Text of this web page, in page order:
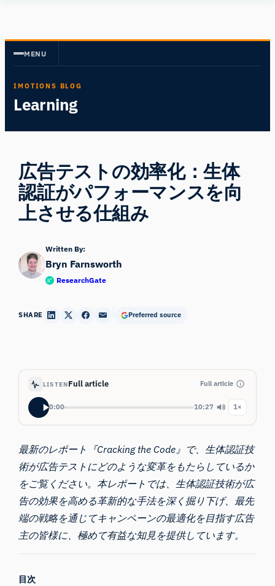
を
ス
ッ
MENU
IMOTIONS BLOG
Learning
広告テストの効率化：生体
認証がパフォーマンスを向
上させる仕組み
Written By:
Bryn Farnsworth
ResearchGate
SHARE Preferred source
LISTENFull article Full article
0:00 10:27 1×
最新のレポート『Cracking the Code』で、生体認証技
術が広告テストにどのような変革をもたらしているか
をご覧ください。本レポートでは、生体認証技術が広
告の効果を高める革新的な手法を深く掘り下げ、最先
端の戦略を通じてキャンペーンの最適化を目指す広告
主の皆様に、極めて有益な知見を提供しています。
目次